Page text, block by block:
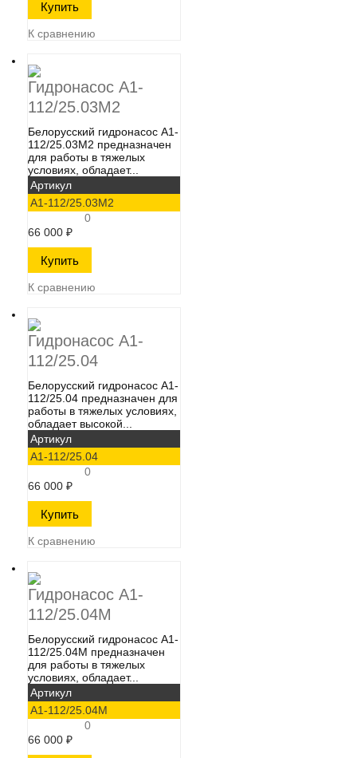
К сравнению
Гидронасос А1-
112/25.03М2
Белорусский гидронасос А1-
112/25.03М2​ предназначен
для работы в тяжелых
условиях, обладает...
Артикул
А1-112/25.03М2
0
66 000 ₽
К сравнению
Гидронасос А1-
112/25.04
Белорусский гидронасос А1-
112/25.04​ предназначен для
работы в тяжелых условиях,
обладает высокой...
Артикул
А1-112/25.04
0
66 000 ₽
К сравнению
Гидронасос А1-
112/25.04М
Белорусский гидронасос А1-
112/25.04М​ предназначен
для работы в тяжелых
условиях, обладает...
Артикул
А1-112/25.04М
0
66 000 ₽